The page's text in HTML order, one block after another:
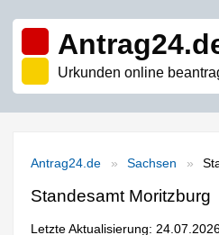
Urkunden online
Antrag24.de Sachsen
Standesamt Moritzburg
Letzte Aktualisierung: